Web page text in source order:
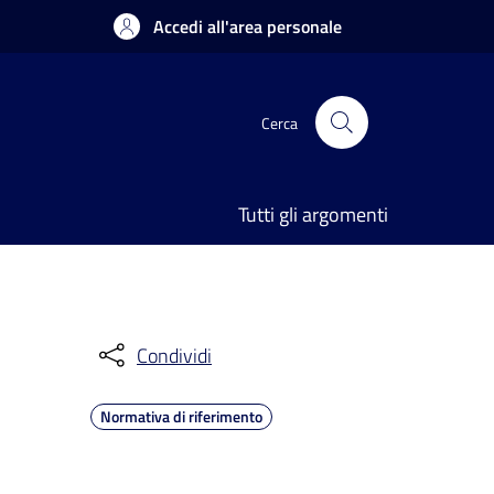
Accedi all'area personale
Cerca
Tutti gli argomenti
Condividi
Normativa di riferimento